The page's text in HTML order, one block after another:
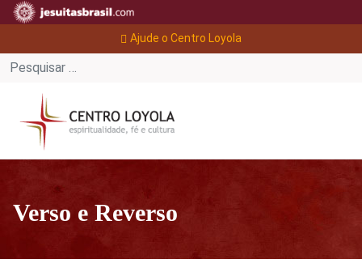
Ajude o Centro Loyola
Verso e Reverso